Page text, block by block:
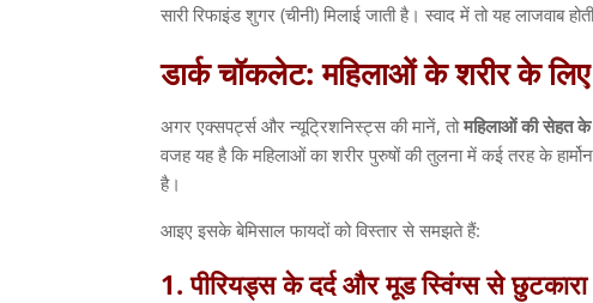
सारी रिफाइंड शुगर (चीनी)मिलाई जाती है। स्वाद में तो यह लाजवाब
डार्कचॉकलेट:महिलाओंकेशरीरकेलिए
अगर एक्सपर्ट्स और न्यूट्रिशनिस्ट्स की मानें,तोमहिलाओं की सेहत के
वजह यह है कि महिलाओं का शरीर पुरुषों की तुलना में कई तरह के
है।
आइए इसके बेमिसाल फायदों को विस्तार से समझते हैं:
1.पीरियड्स के दर्द और मूड स्विंग्स से छुटकारा